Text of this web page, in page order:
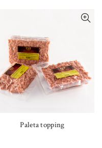
Paleta topping